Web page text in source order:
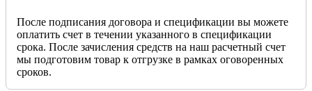
После подписания договора и спецификации вы можете
оплатить счет в течении указанного в спецификации
срока. После зачисления средств на наш расчетный счет
мы подготовим товар к отгрузке в рамках оговоренных
сроков.